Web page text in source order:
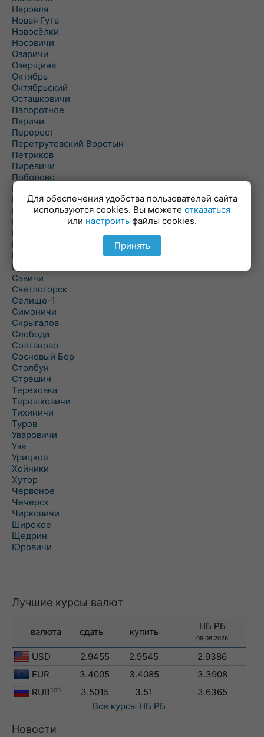
Наровля
Новая Гута
Новосёлки
Носовичи
Озаричи
Озерщина
Октябрь
Октябрьский
Осташковичи
Папоротное
Паричи
Перерост
Перетрутовский Воротын
Петриков
Пиревичи
Поболово
Поколюбичи
Полесье
Птичь
Речица
Ровенская Слобода
Рогачев
Рогинь
Рудня
Савичи
Светлогорск
Селище-1
Симоничи
Скрыгалов
Слобода
Солтаново
Сосновый Бор
Столбун
Стрешин
Тереховка
Терешковичи
Тихиничи
Туров
Уваровичи
Уза
Урицкое
Хойники
Хутор
Червоное
Чечерск
Чирковичи
Широкое
Щедрин
Юровичи
Лучшие курсы валют
валюта сдать купить
НБ РБ
09.08.2026
USD 2.9455 2.9545
2.9386
EUR
3.4005 3.4085
3.3908
RUB 100 3.5015 3.51
3.6365
Все курсы НБ РБ
Новости
Для обеспечения удобства пользователей сайта
используются cookies. Вы можете отказаться
или настроить файлы cookies.
Принять